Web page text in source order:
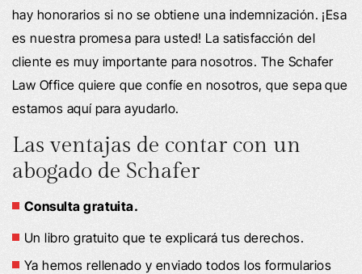
hay honorarios si no se obtiene una indemnización. ¡Esa
es nuestra promesa para usted! La satisfacción del
cliente es muy importante para nosotros. The Schafer
Law Office quiere que confíe en nosotros, que sepa que
estamos aquí para ayudarlo.
Las ventajas de contar con un
abogado de Schafer
Consulta gratuita.
Un libro gratuito que te explicará tus derechos.
Ya hemos rellenado y enviado todos los formularios